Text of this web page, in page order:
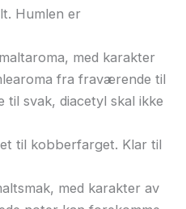
Humlen er
med karakter
fra fraværende til
svak, diacetyl skal ikke
til kobberfarget. Klar til
med karakter av